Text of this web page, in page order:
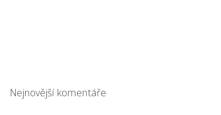
Nejnovější komentáře